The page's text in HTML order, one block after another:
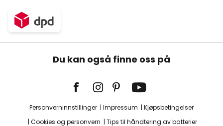
Du kan også finne oss på
Personverninnstillinger Impressum
Kjøpsbetingelser
Cookies og personvern
Tips til håndtering av batterier